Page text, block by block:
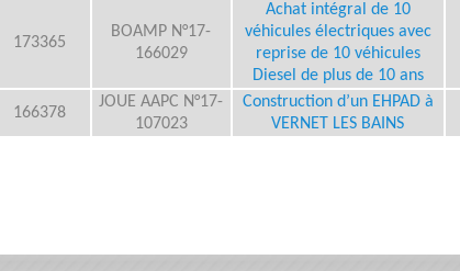
173365
BOAMP N°17-
166029
Achat intégral de 10
véhicules électriques avec
reprise de 10 véhicules
Diesel de plus de 10 ans
166378
JOUE AAPC N°17-
107023
Construction d’un EHPAD à
VERNET LES BAINS